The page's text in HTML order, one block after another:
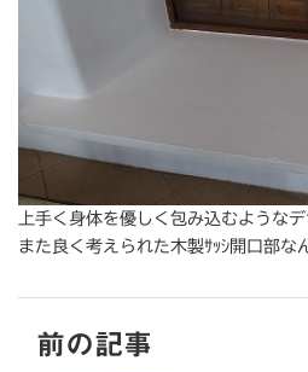
上手く身体を優しく包み込むような
また良く考えられた木製ｻｯｼ開口部な
前の記事